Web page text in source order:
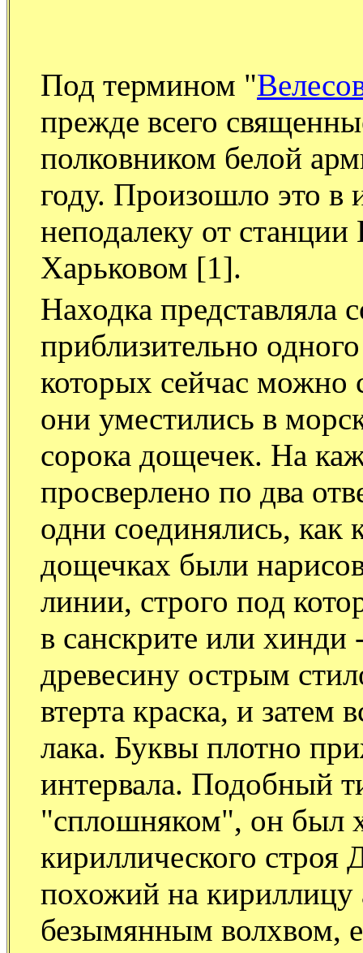
Под термином "
прежде всего
полковником белой
году. Произошло это в
неподалеку от
Харьковом [1].
Находка представляла
приблизительно
которых сейчас можно
они уместились в
сорока дощечек. На
просверлено по два
одни соединялись, как
дощечках были
линии, строго под
в санскрите или хинди
древесину острым
втерта краска, и
лака. Буквы плотно
интервала. Подобный
"сплошняком", он был
кириллического строя
похожий на кириллицу
безымянным волхвом,